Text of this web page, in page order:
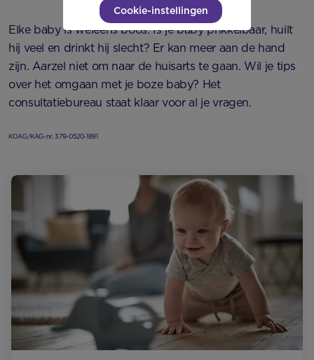
Elke baby is weleens boos. Is je baby prikkelbaar, huilt
hij veel en drinkt hij slecht? Er kan meer aan de hand
zijn. Aarzel niet om naar de huisarts te gaan. Wil je tips
over het omgaan met je boze baby? Het
consultatiebureau staat klaar voor al je vragen.
KOAG/KAG-nr. 379-0520-1891
Cookie-instellingen